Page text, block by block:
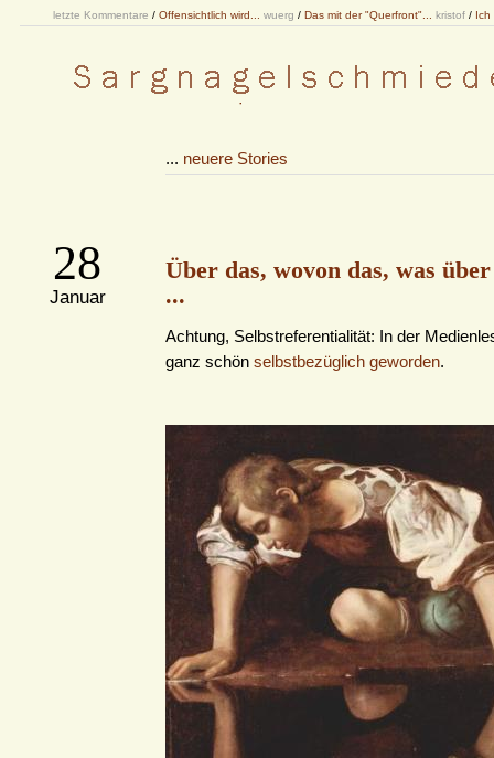
letzte Kommentare / Offensichtlich wird... wuerg / Das mit der "Querfront"... kristof / Ich
... neuere Stories
28
Januar
Über das, wovon das, was
...
Achtung, Selbstreferentialität: In der
ganz schön selbstbezüglich geworden.